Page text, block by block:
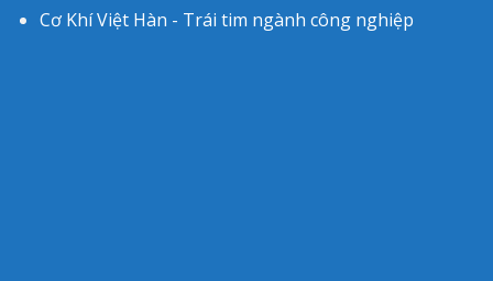
Cơ Khí Việt Hàn - Trái tim ngành công nghiệp